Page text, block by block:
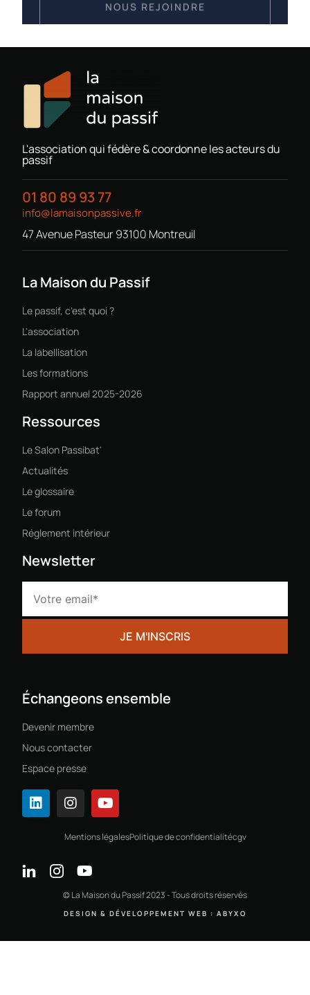
L'association qui fédère & coordonne les acteurs du
passif
01 80 89 93 77
info@lamaisonpassive.fr
47 Avenue Pasteur 93100 Montreuil
La Maison du Passif
Le passif, c'est quoi ?
L'association
La labellisation
Les formations
Rapport annuel 2025-2026
Ressources
Le Salon Passibat'
Actualités
Le glossaire
Le forum
Réglement intérieur
Newsletter
Échangeons ensemble
Devenir membre
Nous contacter
Espace presse
Mentions légalesPolitique de confidentialitécgv
© La Maison du Passif 2023 - Tous droits réservés
DESIGN & DÉVELOPPEMENT WEB : ABYXO